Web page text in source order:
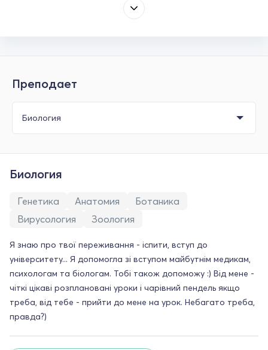
Преподает
Биология
Генетика Анатомия
Ботаника
Вирусология
Зоология
Я знаю про твої переживання - іспити, вступ до
університету... Я допомогла зі вступом майбутнім медикам,
психологам та біологам. Тобі також допоможу :) Від мене -
чіткі цікаві розплановані уроки і чарівний пендель якщо
треба, від тебе - прийти до мене на урок. Небагато треба,
правда?)